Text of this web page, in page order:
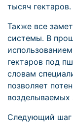
тысяч гектаров.
Также все
системы. В
гектаров под
словам
позволяет
возделываемых
Следующий шаг